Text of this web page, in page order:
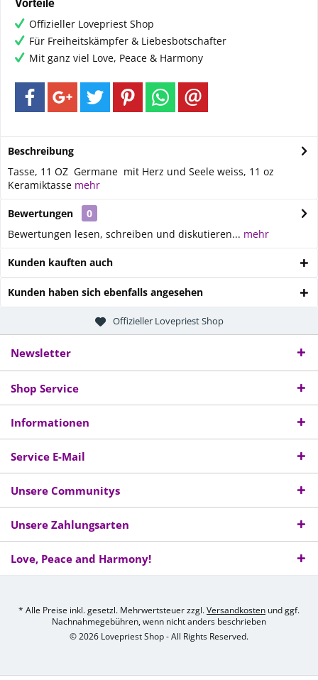
Vorteile
Offizieller Lovepriest Shop
Für Freiheitskämpfer & Liebesbotschafter
Mit ganz viel Love, Peace & Harmony
Beschreibung
Tasse, 11 OZ Germane mit Herz und Seele weiss, 11 oz
Keramiktasse mehr
Bewertungen
0
Bewertungen lesen, schreiben und diskutieren... mehr
Kunden kauften auch
Kunden haben sich ebenfalls angesehen
Offizieller Lovepriest Shop
Newsletter
Shop Service
Informationen
Service E-Mail
Unsere Communitys
Unsere Zahlungsarten
Love, Peace and Harmony!
* Alle Preise inkl. gesetzl. Mehrwertsteuer zzgl.Versandkosten und ggf.
Nachnahmegebühren, wenn nicht anders beschrieben
© 2026 Lovepriest Shop - All Rights Reserved.